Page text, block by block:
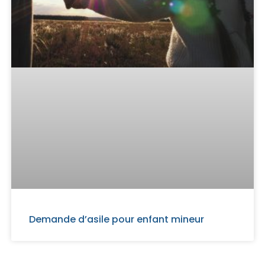
Demande d’asile pour enfant mineur